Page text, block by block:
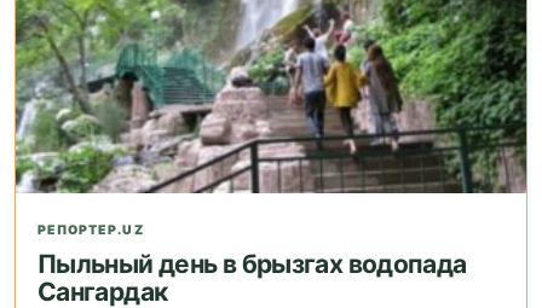
РЕПОРТЕР.UZ
Пыльный день в брызгах водопада
Сангардак